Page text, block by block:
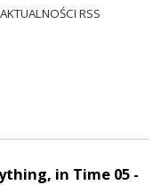
AKTUALNOŚCI RSS
in Time 05 -